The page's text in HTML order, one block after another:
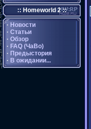
:: Homeworld 2 ::
· Новости
· Статьи
· Обзор
· FAQ (ЧаВо)
· Предыстория
· В ожидании...